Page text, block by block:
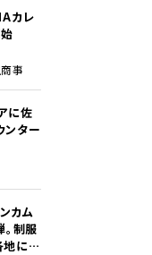
カレ
始
事
に佐
ンター
カム
。制服
に登